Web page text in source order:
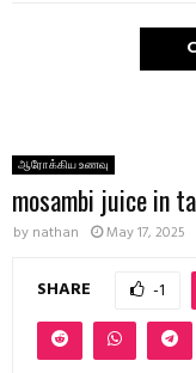
ஆரோக்கிய உணவு
mosambi juice
by nathan May 17, 2025
SHARE -1